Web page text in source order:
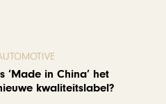
‘Made in China’ het
kwaliteitslabel?